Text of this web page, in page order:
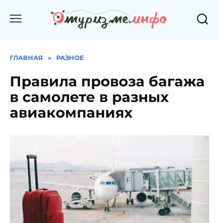
ГЛАВНАЯ » РАЗНОЕ
Правила провоза багажа
в самолете в разных
авиакомпаниях